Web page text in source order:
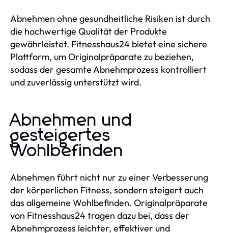
Abnehmen ohne gesundheitliche Risiken ist durch
die hochwertige Qualität der Produkte
gewährleistet. Fitnesshaus24 bietet eine sichere
Plattform, um Originalpräparate zu beziehen,
sodass der gesamte Abnehmprozess kontrolliert
und zuverlässig unterstützt wird.
Abnehmen und
gesteigertes
Wohlbefinden
Abnehmen führt nicht nur zu einer Verbesserung
der körperlichen Fitness, sondern steigert auch
das allgemeine Wohlbefinden. Originalpräparate
von Fitnesshaus24 tragen dazu bei, dass der
Abnehmprozess leichter, effektiver und